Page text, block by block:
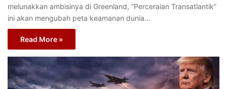
melunakkan ambisinya di Greenland, “Perceraian Transatlantik”
ini akan mengubah peta keamanan dunia…
Read More »